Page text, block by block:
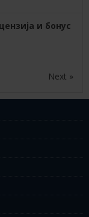
и бонус
Next »